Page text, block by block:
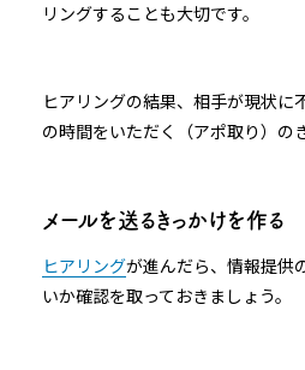
リングすることも大切です。
ヒアリングの結果、相手が現状に
の時間をいただく（アポ取り）の
メールを送るきっかけを作る
ヒアリングが進んだら、情報提供
いか確認を取っておきましょう。